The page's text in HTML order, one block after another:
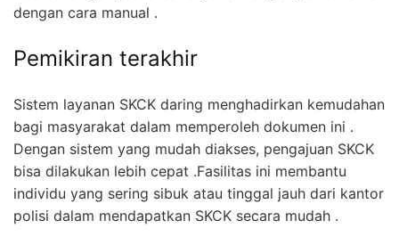
dengan cara manual .
Pemikiran terakhir
Sistem layanan SKCK daring menghadirkan kemudahan
bagi masyarakat dalam memperoleh dokumen ini .
Dengan sistem yang mudah diakses, pengajuan SKCK
bisa dilakukan lebih cepat .Fasilitas ini membantu
individu yang sering sibuk atau tinggal jauh dari kantor
polisi dalam mendapatkan SKCK secara mudah .